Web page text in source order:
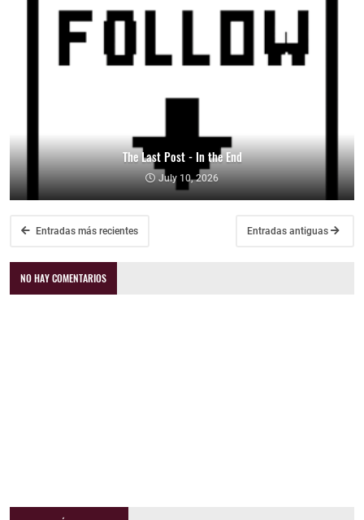
The Last Post - In the End
July 10, 2026
Entradas más recientes Entradas antiguas
NO HAY COMENTARIOS